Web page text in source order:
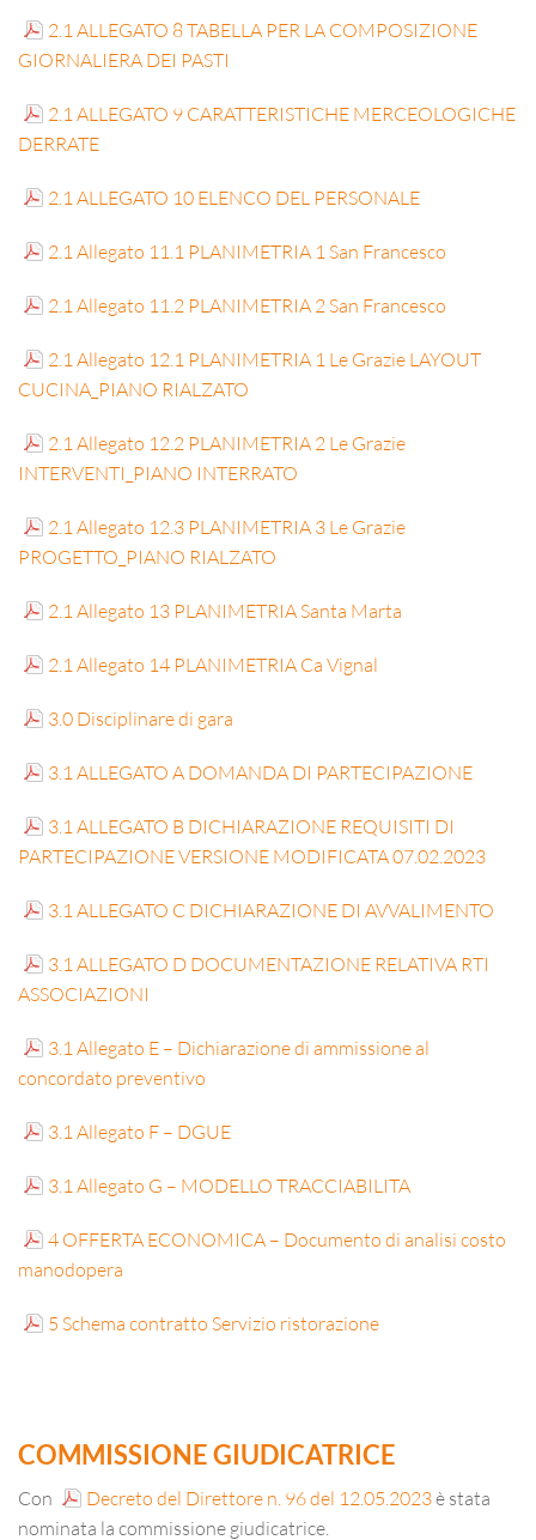
2.1 ALLEGATO 8 TABELLA PER LA COMPOSIZIONE
GIORNALIERA DEI PASTI
2.1 ALLEGATO 9 CARATTERISTICHE MERCEOLOGICHE
DERRATE
2.1 ALLEGATO 10 ELENCO DEL PERSONALE
2.1 Allegato 11.1 PLANIMETRIA 1 San Francesco
2.1 Allegato 11.2 PLANIMETRIA 2 San Francesco
2.1 Allegato 12.1 PLANIMETRIA 1 Le Grazie LAYOUT
CUCINA_PIANO RIALZATO
2.1 Allegato 12.2 PLANIMETRIA 2 Le Grazie
INTERVENTI_PIANO INTERRATO
2.1 Allegato 12.3 PLANIMETRIA 3 Le Grazie
PROGETTO_PIANO RIALZATO
2.1 Allegato 13 PLANIMETRIA Santa Marta
2.1 Allegato 14 PLANIMETRIA Ca Vignal
3.0 Disciplinare di gara
3.1 ALLEGATO A DOMANDA DI PARTECIPAZIONE
3.1 ALLEGATO B DICHIARAZIONE REQUISITI DI
PARTECIPAZIONE VERSIONE MODIFICATA 07.02.2023
3.1 ALLEGATO C DICHIARAZIONE DI AVVALIMENTO
3.1 ALLEGATO D DOCUMENTAZIONE RELATIVA RTI
ASSOCIAZIONI
3.1 Allegato E – Dichiarazione di ammissione al
concordato preventivo
3.1 Allegato F – DGUE
3.1 Allegato G – MODELLO TRACCIABILITA
4 OFFERTA ECONOMICA – Documento di analisi costo
manodopera
5 Schema contratto Servizio ristorazione
COMMISSIONE GIUDICATRICE
Con Decreto del Direttore n. 96 del 12.05.2023è stata
nominata la commissione giudicatrice.